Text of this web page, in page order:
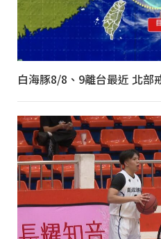
白海豚8/8、9離台最近 北部